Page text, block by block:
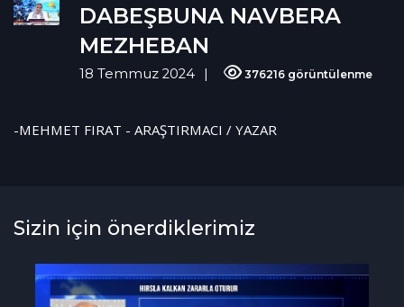
DABEŞBUNA NAVBERA
MEZHEBAN
18 Temmuz 2024 376216 görüntülenme
-MEHMET FIRAT - ARAŞTIRMACI / YAZAR
Sizin için önerdiklerimiz